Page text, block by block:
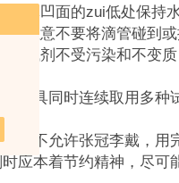
体凹面的zui低处保持
注意不要将滴管碰到
试剂不受污染和不变质
工具同时连续取用多
绝不允许张冠李戴，用
应本着节约精神，尽